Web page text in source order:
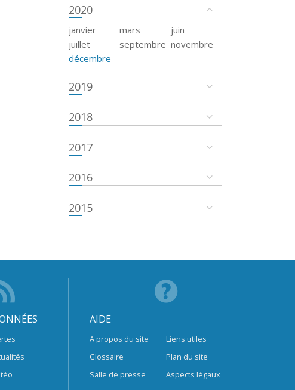
2020
janvier mars
juin
juillet
septembre novembre
décembre
2019
2018
2017
2016
2015
AIDE
A propos du site
Glossaire
Salle de presse
Liens utiles
Plan du site
Aspects légaux